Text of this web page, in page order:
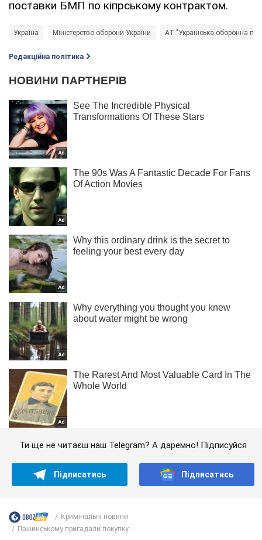
поставки БМП по кіпрському контрактом.
Україна Міністерство оборони України АТ "Українська оборонна
Редакційна політика
Ти ще не читаєш наш Telegram? А даремно! Підписуйся
Підписатись Підписатись
Кримінальні новини
Пашинському пригадали покупку...